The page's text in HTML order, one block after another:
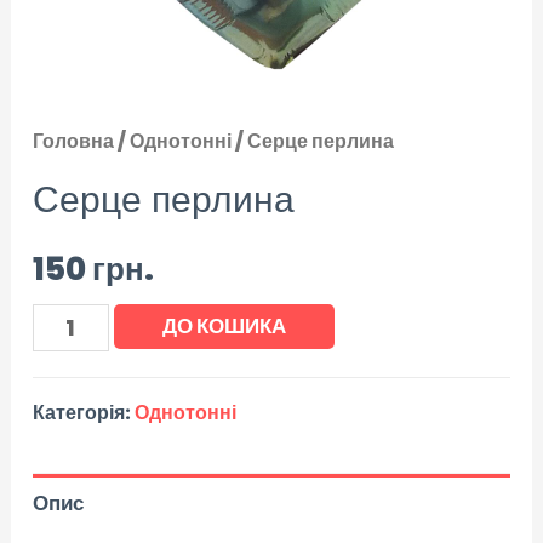
Головна/Однотонні/ Серце перлина
Серце перлина
150грн.
ДО КОШИКА
Категорія:Однотонні
Опис